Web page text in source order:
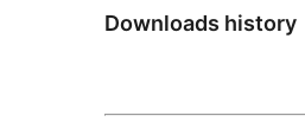
Downloads history